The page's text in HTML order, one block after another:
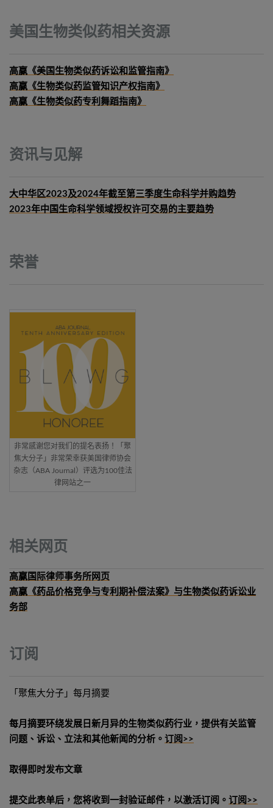
美国生物类似药相关资源
高赢《美国生物类似药诉讼和监管指南》
高赢《生物类似药监管知识产权指南》
高赢《生物类似药专利舞蹈指南》
资讯与见解
大中华区2023及2024年截至第三季度生命科学并购趋势
2023年中国生命科学领域授权许可交易的主要趋势
荣誉
非常感谢您对我们的提名表扬！「聚
焦大分子」非常荣幸获美国律师协会
杂志（ABA Journal）评选为100佳法
律网站之一
相关网页
高赢国际律师事务所网页
高赢《药品价格竞争与专利期补偿法案》与生物类似药诉讼业
务部
订阅
「聚焦大分子」每月摘要
每月摘要环绕发展日新月异的生物类似药行业，提供有关监管
问题、诉讼、立法和其他新闻的分析。 订阅>>
取得即时发布文章
提交此表单后，您将收到一封验证邮件，以激活订阅。 订阅>>